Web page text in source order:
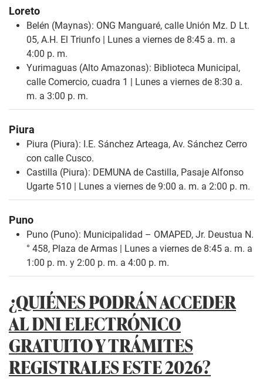
Loreto
Belén (Maynas): ONG Manguaré, calle Unión Mz. D Lt.
05, A.H. El Triunfo | Lunes a viernes de 8:45 a. m. a
4:00 p. m.
Yurimaguas (Alto Amazonas): Biblioteca Municipal,
calle Comercio, cuadra 1 | Lunes a viernes de 8:30 a.
m. a 3:00 p. m.
Piura
Piura (Piura): I.E. Sánchez Arteaga, Av. Sánchez Cerro
con calle Cusco.
Castilla (Piura): DEMUNA de Castilla, Pasaje Alfonso
Ugarte 510 | Lunes a viernes de 9:00 a. m. a 2:00 p. m.
Puno
Puno (Puno): Municipalidad – OMAPED, Jr. Deustua N.
° 458, Plaza de Armas | Lunes a viernes de 8:45 a. m. a
1:00 p. m. y 2:00 p. m. a 4:00 p. m.
¿QUIÉNES PODRÁN ACCEDER
AL DNI ELECTRÓNICO
GRATUITO Y TRÁMITES
REGISTRALES ESTE 2026?